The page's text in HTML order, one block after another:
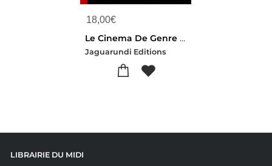
18,00€
Le Cinema De Genre Au Feminin - Nouvelle Edition
Jaguarundi Editions
LIBRAIRIE DU MIDI